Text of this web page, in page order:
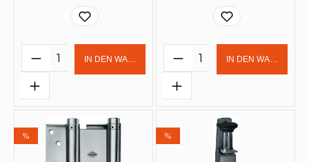
Produkt Anzahl: Gib den
IN DEN WARENKORB Produkt Anzahl:
IN DEN
% %